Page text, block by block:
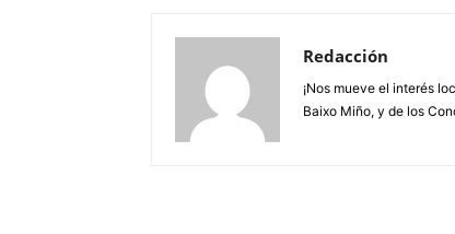
Redacción
¡Nos mueve el interés
Baixo Miño, y de los